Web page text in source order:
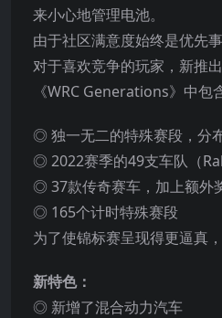
来小心地管理电池。
由于社区满意度始终是优先
对于喜欢竞争的玩家，新推
《WRC Generations》中包
◎ 独一无二的特殊赛段，分
◎ 2022赛季的49支车队（
◎ 37款传奇赛车，加上额外
◎ 165个计时特殊赛段
为了使锦标赛呈现得更逼真
新特色：
◎ 新增了混合动力汽车